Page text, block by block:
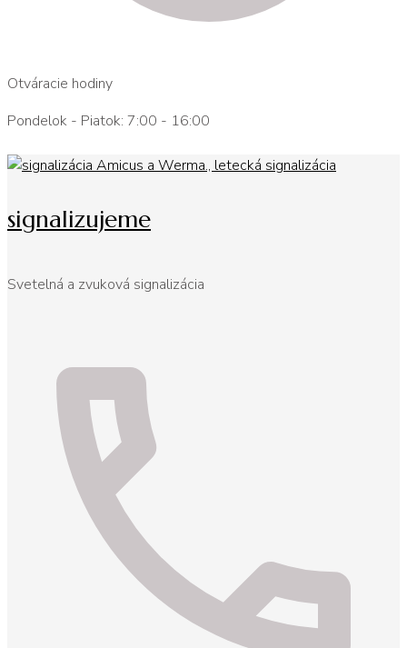
Otváracie hodiny
Pondelok - Piatok: 7:00 - 16:00
signalizujeme
Svetelná a zvuková signalizácia